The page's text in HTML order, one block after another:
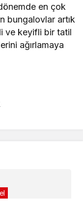
en çok
bungalovlar artık
ve keyifli bir tatil
ağırlamaya